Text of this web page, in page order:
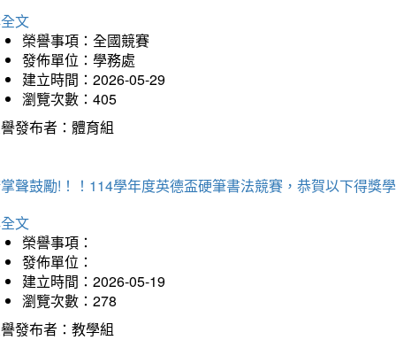
文
榮譽事項：全國競賽
發佈單位：學務處
建立時間：2026-05-29
瀏覽次數：405
發布者：體育組
聲鼓勵!！！114學年度英德盃硬筆書法競賽，恭賀以下得獎
文
榮譽事項：
發佈單位：
建立時間：2026-05-19
瀏覽次數：278
發布者：教學組